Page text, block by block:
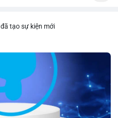
đã tạo sự kiện mới